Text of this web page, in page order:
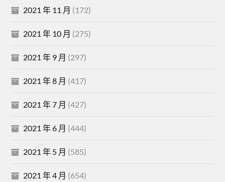
2021 年 11 月 (172)
2021 年 10 月 (275)
2021 年 9 月 (297)
2021 年 8 月 (417)
2021 年 7 月 (427)
2021 年 6 月 (444)
2021 年 5 月 (585)
2021 年 4 月 (654)